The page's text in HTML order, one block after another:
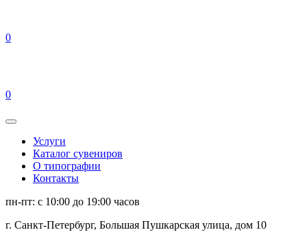
0
0
Услуги
Каталог сувениров
О типографии
Контакты
пн-пт: с 10:00 до 19:00 часов
г. Санкт-Петербург, Большая Пушкарская улица, дом 10